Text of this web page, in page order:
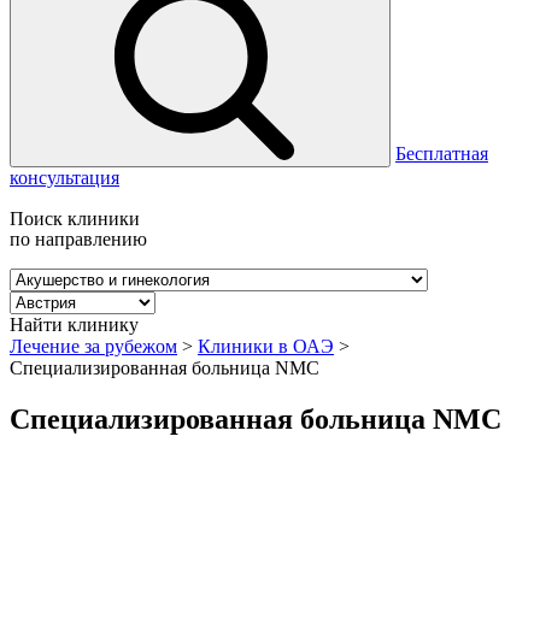
Бесплатная
консультация
Поиск клиники
по направлению
Найти клинику
Лечение за рубежом > Клиники в ОАЭ >
Специализированная больница NMC
Специализированная больница NMC